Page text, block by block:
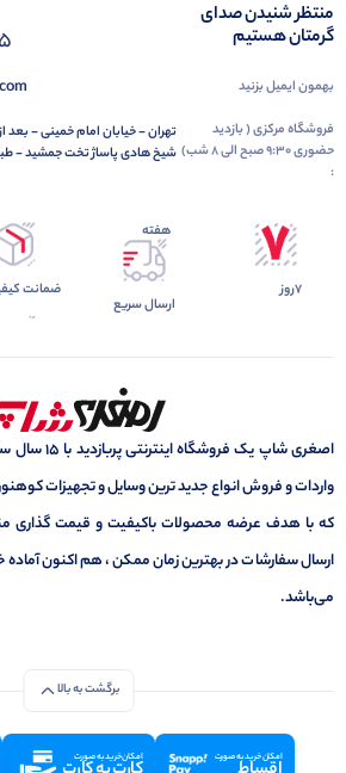
منتظر شنیدن صدای
گرمتان هستیم
بهمون ایمیل بزنید
فروشگاه مرکزی ( بازدید
حضوری 9:30 صبح الی 8 شب)
:
تهران - خیابان امام خمینی - بعد
شیخ هادی پاساژ تخت جمشید -
7روز
هفته
ارسال سریع
ضمانت
اصغری شاپ یک
واردات و فروش انواع جدید ترین وسایل و تجهیزات
که با هدف عرضه محصولات باکیفیت و قیمت گذاری
ارسال سفارشات در بهترین زمان ممکن ، هم اکنون
می‌باشد.
برگشت به بالا
امکان خرید به صورت امکان خرید به صورت